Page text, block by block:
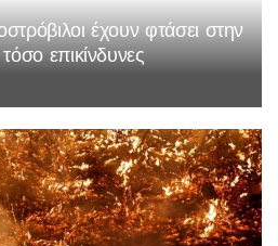
έχουν φτάσει στην
επικίνδυνες